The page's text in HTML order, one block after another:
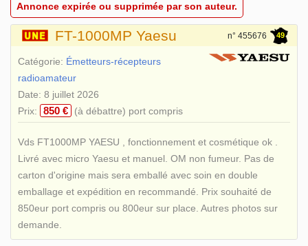
Annonce expirée ou supprimée par son auteur.
FT-1000MP Yaesu n° 455676 49
Catégorie: Émetteurs-récepteurs
radioamateur
Date: 8 juillet 2026
Prix:
850 € (à débattre) port compris
Vds FT1000MP YAESU , fonctionnement et cosmétique ok .
Livré avec micro Yaesu et manuel. OM non fumeur. Pas de
carton d'origine mais sera emballé avec soin en double
emballage et expédition en recommandé. Prix souhaité de
850eur port compris ou 800eur sur place. Autres photos sur
demande.